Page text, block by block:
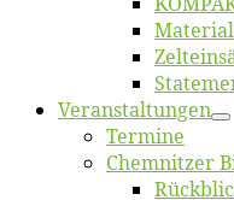
Ver­an­stal­tun­gen
Ter­mi­ne
Chemnit­zer